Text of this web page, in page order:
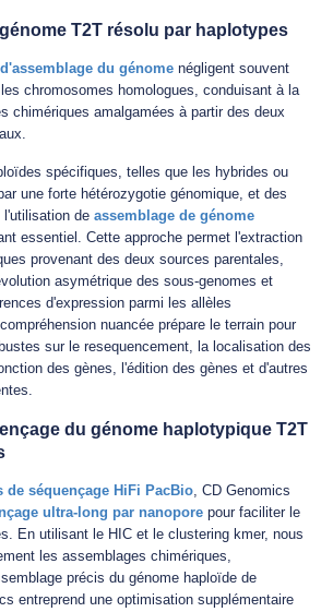
T2T résolu par haplotypes
du génome négligent souvent
chromosomes homologues, conduisant à la
chimériques amalgamées à partir des deux
spécifiques, telles que les hybrides ou
une forte hétérozygotie génomique, et des
de assemblage de génome
essentiel. Cette approche permet l'extraction
provenant des deux sources parentales,
asymétrique des sous-genomes et
d'expression parmi les allèles
nuancée prépare le terrain pour
sur le resequencement, la localisation des
des gènes, l'édition des gènes et d'autres
du génome haplotypique T2T
de séquençage HiFi PacBio, CD Genomics
ultra-long par nanopore pour faciliter le
En utilisant le HIC et le clustering kmer, nous
les assemblages chimériques,
précis du génome haploïde de
entreprend une optimisation supplémentaire